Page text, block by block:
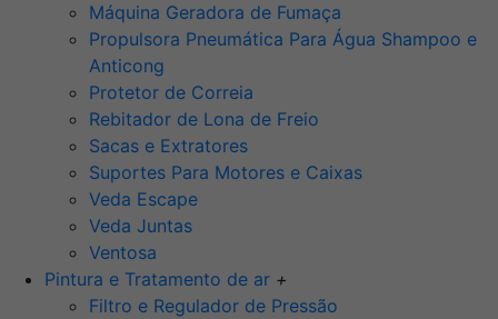
Máquina Geradora de Fumaça
Propulsora Pneumática Para Água Shampoo e
Anticong
Protetor de Correia
Rebitador de Lona de Freio
Sacas e Extratores
Suportes Para Motores e Caixas
Veda Escape
Veda Juntas
Ventosa
Pintura e Tratamento de ar +
Filtro e Regulador de Pressão